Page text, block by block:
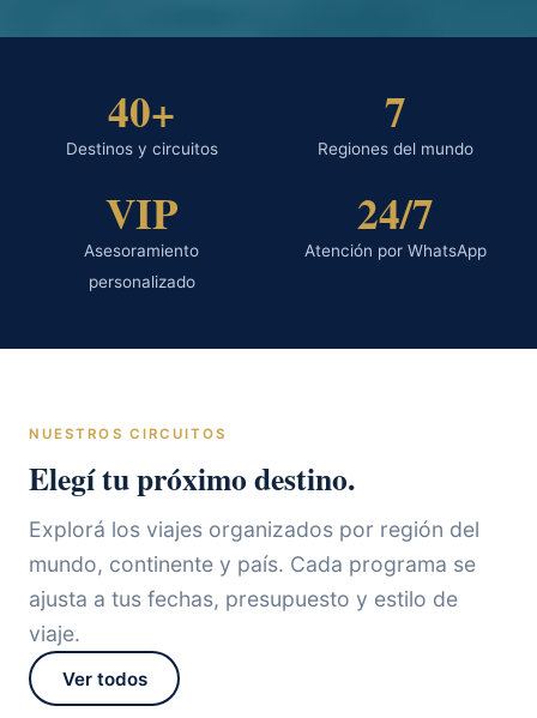
40+
Destinos y circuitos
7
Regiones del mundo
VIP
Asesoramiento
personalizado
24/7
Atención por WhatsApp
NUESTROS CIRCUITOS
Elegí tu próximo destino.
Explorá los viajes organizados por región del
mundo, continente y país. Cada programa se
ajusta a tus fechas, presupuesto y estilo de
viaje.
Ver todos